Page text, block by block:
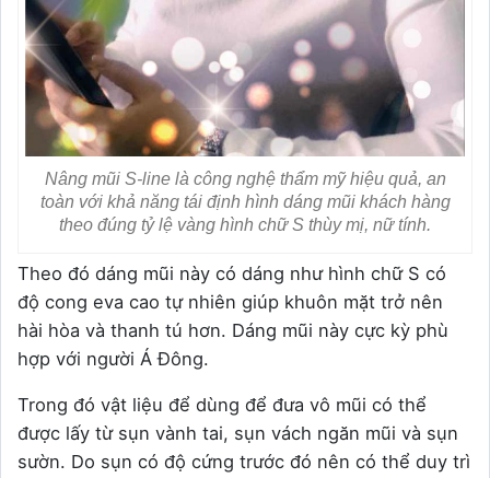
Nâng mũi S-line là công nghệ thẩm mỹ hiệu quả, an
toàn với khả năng tái định hình dáng mũi khách hàng
theo đúng tỷ lệ vàng hình chữ S thùy mị, nữ tính.
Theo đó dáng mũi này có dáng như hình chữ S có
độ cong eva cao tự nhiên giúp khuôn mặt trở nên
hài hòa và thanh tú hơn. Dáng mũi này cực kỳ phù
hợp với người Á Đông.
Trong đó vật liệu để dùng để đưa vô mũi có thể
được lấy từ sụn vành tai, sụn vách ngăn mũi và sụn
sườn. Do sụn có độ cứng trước đó nên có thể duy trì